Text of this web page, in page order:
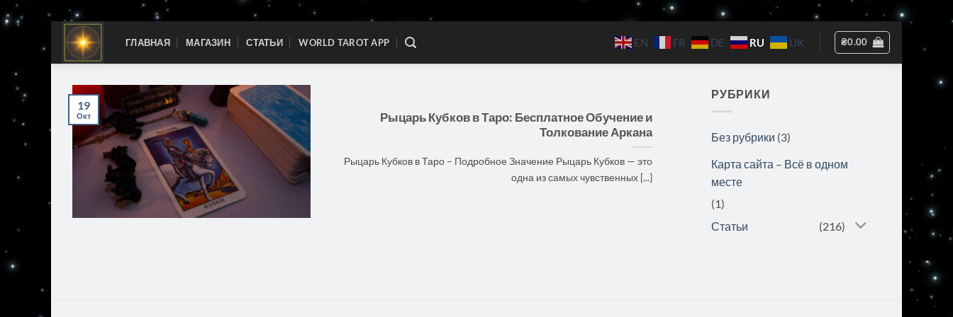
Skip
content
ГЛАВНАЯ МАГАЗИН СТАТЬИ WORLD TAROT APP EN FR DE RU UK ₴0.00
Рыцарь Кубков в Таро: Бесплатное Обучение и
Толкование Аркана
Рыцарь Кубков в Таро – Подробное Значение Рыцарь Кубков — это
одна из самых чувственных [...]
19
Окт
РУБРИКИ
Без рубрики (3)
Карта сайта – Всё в одном
месте
(1)
Статьи
(216)